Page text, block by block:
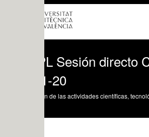
Sesión directo Clase
de las actividades científicas, tecnológicas y